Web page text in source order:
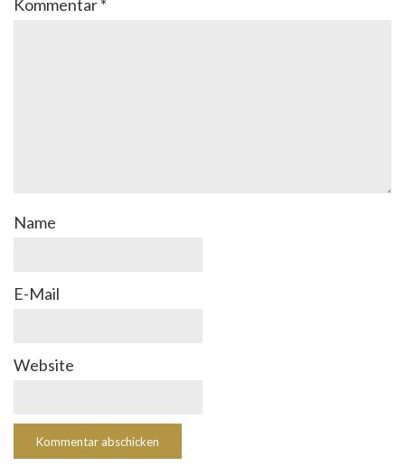
Kommentar*
Name
E-Mail
Website